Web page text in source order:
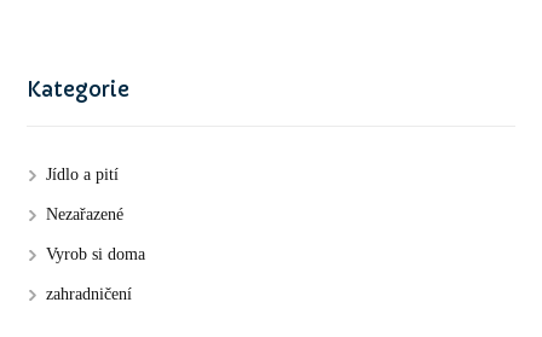
Kategorie
Jídlo a pití
Nezařazené
Vyrob si doma
zahradničení